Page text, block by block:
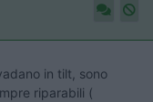
in tilt, sono
riparabili (